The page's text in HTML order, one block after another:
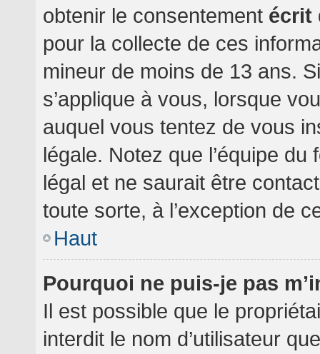
obtenir le consentement écrit
pour la collecte de ces
mineur de moins de 13 ans.
s’applique à vous, lorsque
auquel vous tentez de vous
légale. Notez que l’équipe
légal et ne saurait être
toute sorte, à l’exception de
Haut
Pourquoi ne puis-je pas
Il est possible que le
interdit le nom d’utilisateur